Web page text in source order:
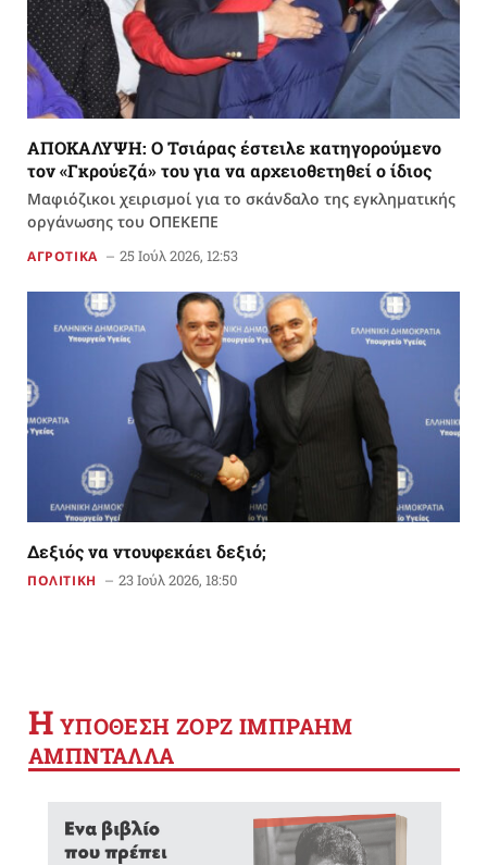
ΑΠΟΚΑΛΥΨΗ: Ο Τσιάρας έστειλε κατηγορούμενο
τον «Γκρούεζά» του για να αρχειοθετηθεί ο ίδιος
Μαφιόζικοι χειρισμοί για το σκάνδαλο της εγκληματικής
οργάνωσης του ΟΠΕΚΕΠΕ
ΑΓΡΟΤΙΚΑ 25 Ιούλ 2026, 12:53
Δεξιός να ντουφεκάει δεξιό;
ΠΟΛΙΤΙΚΗ 23 Ιούλ 2026, 18:50
Η YΠΟΘΕΣΗ ΖΟΡΖ ΙΜΠΡΑΗΜ
ΑΜΠΝΤΑΛΛΑ